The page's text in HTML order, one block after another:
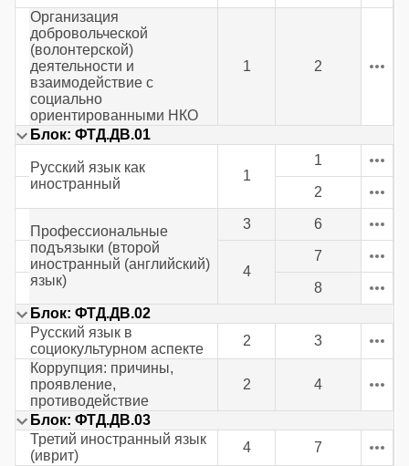
Организация
добровольческой
(волонтерской)
деятельности и
взаимодействие с
социально
ориентированными НКО
1 2
Блок: ФТД.ДВ.01
Русский язык как
иностранный
1
1
2
Профессиональные
подъязыки (второй
иностранный (английский)
язык)
3 6
4
7
8
Блок: ФТД.ДВ.02
Русский язык в
социокультурном аспекте
2
3
Коррупция: причины,
проявление,
противодействие
2 4
Блок: ФТД.ДВ.03
Третий иностранный язык
(иврит)
4 7